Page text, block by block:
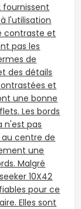
fournissent
l'utilisation
contraste et
pas les
de
des détails
et
une bonne
Les bords
n'est pas
centre de
une
Malgré
10X42
pour ce
Elles sont